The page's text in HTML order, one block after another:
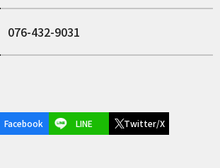
076-432-9031
Facebook LINE Twitter/X